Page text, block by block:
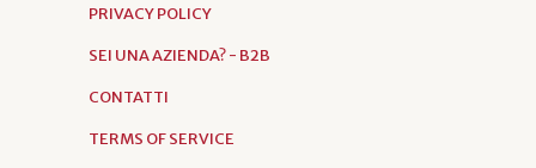
PRIVACY POLICY
SEI UNA AZIENDA? - B2B
CONTATTI
TERMS OF SERVICE